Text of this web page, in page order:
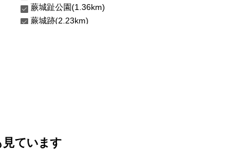
蕨城趾公園(1.36km)
蕨城跡(2.23km)
ています